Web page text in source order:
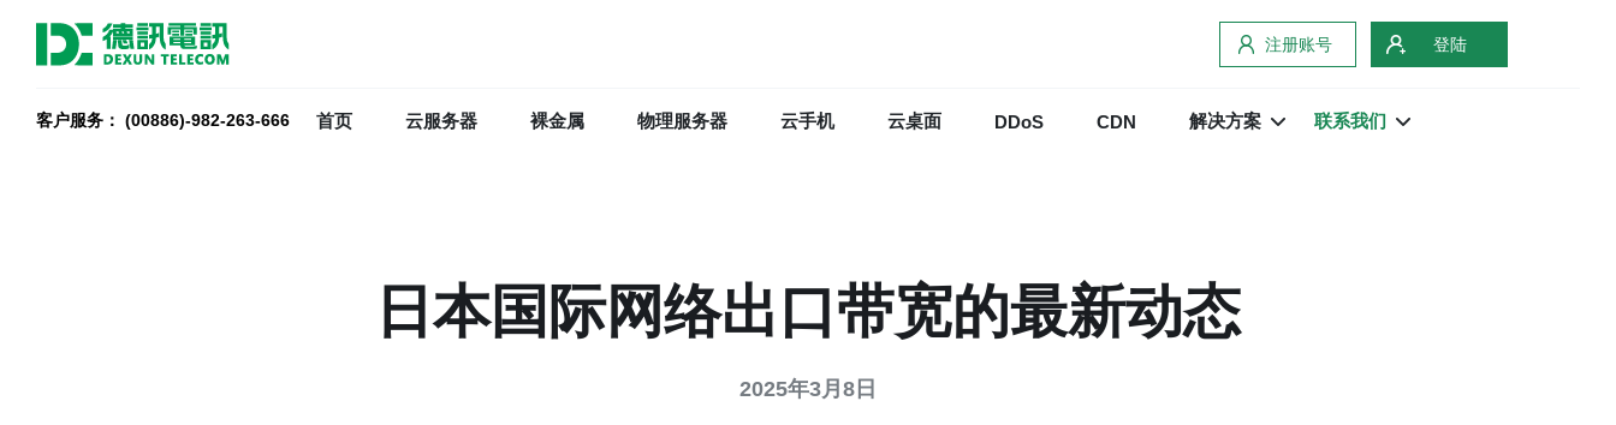
注册账号 登陆
客户服务： (00886)-982-263-666 首页 云服务器 裸金属 物理服务器 云手机 云桌面 DDoS CDN 解决方案 联系我们
日本国际网络出口带宽的最新动态
2025年3月8日